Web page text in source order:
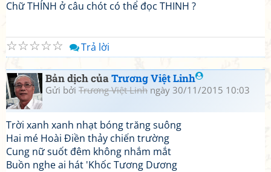
Chữ THÍNH ở câu chót có thể đọc THINH ?
☆
☆
☆
☆
☆ Trả lời
Bản dịch củaTrương Việt Linh
Gửi bởi Trương Việt Linh ngày 30/11/2015 10:03
Trời xanh xanh nhạt bóng trăng suông
Hai mé Hoài Điền thảy chiến trường
Cung nữ suốt đêm không nhắm mắt
Buồn nghe ai hát 'Khốc Tương Dương